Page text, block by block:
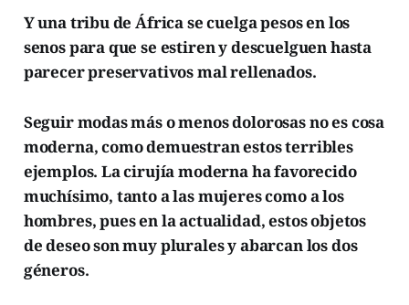
Y una tribu de África se cuelga pesos en los
senos para que se estireny descuelguen hasta
parecer preservativos mal rellenados.
Seguir modas más o menos dolorosasno es cosa
moderna, comodemuestran estosterribles
ejemplos. La cirujía moderna ha favorecido
muchísimo, tanto a las mujeres como a los
hombres, pues en la actualidad, estos objetos
de deseo son muy plurales y abarcan los dos
géneros.